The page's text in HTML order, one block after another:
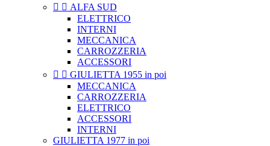
  ALFA SUD
ELETTRICO
INTERNI
MECCANICA
CARROZZERIA
ACCESSORI
  GIULIETTA 1955 in poi
MECCANICA
CARROZZERIA
ELETTRICO
ACCESSORI
INTERNI
GIULIETTA 1977 in poi